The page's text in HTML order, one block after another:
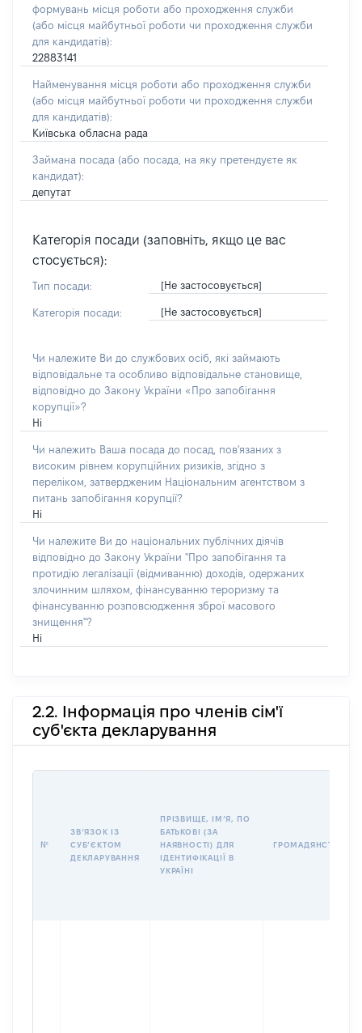
формувань місця роботи або проходження служби
(або місця майбутньої роботи чи проходження служби
для кандидатів):
22883141
Найменування місця роботи або проходження служби
(або місця майбутньої роботи чи проходження служби
для кандидатів):
Київська обласна рада
Займана посада (або посада, на яку претендуєте як
кандидат):
депутат
Категорія посади (заповніть, якщо це вас
стосується):
Тип посади: [Не застосовується]
Категорія посади: [Не застосовується]
Чи належите Ви до службових осіб, які займають
відповідальне та особливо відповідальне становище,
відповідно до Закону України «Про запобігання
корупції»?
Ні
Чи належить Ваша посада до посад, пов'язаних з
високим рівнем корупційних ризиків, згідно з
переліком, затвердженим Національним агентством з
питань запобігання корупції?
Ні
Чи належите Ви до національних публічних діячів
відповідно до Закону України "Про запобігання та
протидію легалізації (відмиванню) доходів, одержаних
злочинним шляхом, фінансуванню тероризму та
фінансуванню розповсюдження зброї масового
знищення"?
Ні
2.2. Інформація про членів сім'ї
суб'єкта декларування
№
ЗВʼЯЗОК ІЗ
СУБʼЄКТОМ
ДЕКЛАРУВАННЯ
ПРІЗВИЩЕ, ІМʼЯ, ПО
БАТЬКОВІ (ЗА
НАЯВНОСТІ) ДЛЯ
ІДЕНТИФІКАЦІЇ В
УКРАЇНІ
ГРОМАДЯНСТВО